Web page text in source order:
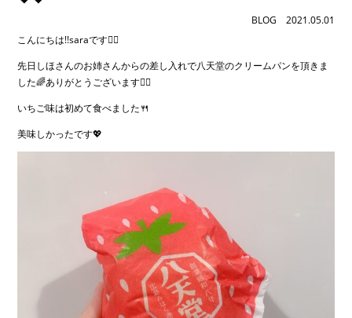
2021.05.01
BLOG
こんにちは!!saraです🧚‍♀️
先日しほさんのお姉さんからの差し入れで八天堂のクリームパンを頂きま
した🌈ありがとうございます🙇‍♀️
いちご味は初めて食べました🍴
美味しかったです💖